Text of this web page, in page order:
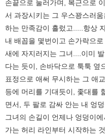
손끝으로 눌러가며, 복근으로
서 과장시키는 그 우스꽝스러
하는 만족감이 흘렀고.....항상
내 배꼽을 몇번이고 손가락으
새에 자지러지는 그녀....이미
다는 듯이, 손바닥으로 툭툭 옆
표정으로 애써 무시하는 그 애
등에 머리를 기대듯이, 좇대를
면서, 두 팔로 감싸 안는 내 엉
그녀의 손길이 언제나 엉덩이
가는 허리 라인부터 시작하는